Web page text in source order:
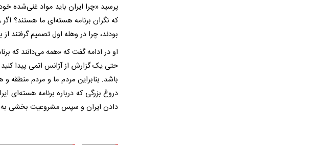
پرسید «چرا ایران باید مواد غنی‌شده
که نگران برنامه هسته‌ای ما هستند؟
بودند، چرا در وهله اول تصمیم گرفتند
او در ادامه گفت که «همه می‌دانند که
حتی یک گزارش از آژانس اتمی پیدا کنید
باشد. بنابراین مردم ما و مردم منطقه
دروغ بزرگی که درباره برنامه هسته‌ای
دادن ایران و سپس مشروعیت ‌بخشی به